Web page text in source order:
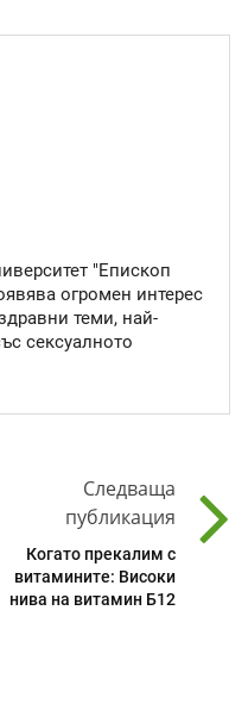
"Епископ
огромен интерес
теми, най-
сексуалното
Следваща
публикация
Когато прекалим с
витамините: Високи
нива на витамин Б12